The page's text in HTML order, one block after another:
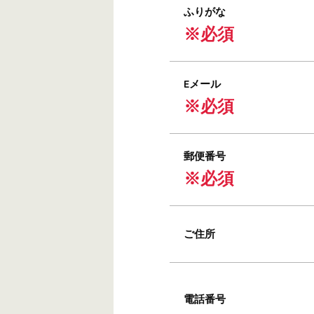
ふりがな
※必須
Eメール
※必須
郵便番号
※必須
ご住所
電話番号